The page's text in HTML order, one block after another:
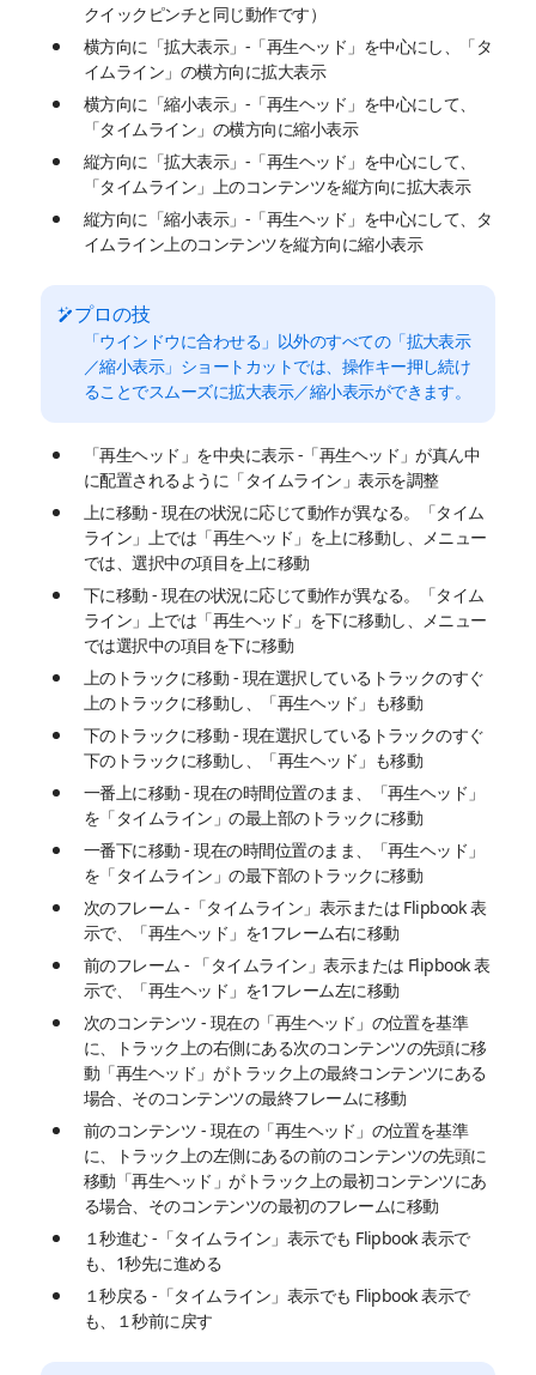
クイックピンチと同じ動作です）
横方向に「拡大表示」-「再生ヘッド」を中心にし、「タ
イムライン」の横方向に拡大表示
横方向に「縮小表示」-「再生ヘッド」を中心にして、
「タイムライン」の横方向に縮小表示
縦方向に「拡大表示」-「再生ヘッド」を中心にして、
「タイムライン」上のコンテンツを縦方向に拡大表示
縦方向に「縮小表示」-「再生ヘッド」を中心にして、タ
イムライン上のコンテンツを縦方向に縮小表示
プロの技
「ウインドウに合わせる」以外のすべての「拡大表示
／縮小表示」ショートカットでは、操作キー押し続け
ることでスムーズに拡大表示／縮小表示ができます。
「再生ヘッド」を中央に表示 -「再生ヘッド」が真ん中
に配置されるように「タイムライン」表示を調整
上に移動 - 現在の状況に応じて動作が異なる。「タイム
ライン」上では「再生ヘッド」を上に移動し、メニュー
では、選択中の項目を上に移動
下に移動 - 現在の状況に応じて動作が異なる。「タイム
ライン」上では「再生ヘッド」を下に移動し、メニュー
では選択中の項目を下に移動
上のトラックに移動 - 現在選択しているトラックのすぐ
上のトラックに移動し、「再生ヘッド」も移動
下のトラックに移動 - 現在選択しているトラックのすぐ
下のトラックに移動し、「再生ヘッド」も移動
一番上に移動 - 現在の時間位置のまま、「再生ヘッド」
を「タイムライン」の最上部のトラックに移動
一番下に移動 - 現在の時間位置のまま、「再生ヘッド」
を「タイムライン」の最下部のトラックに移動
次のフレーム -「タイムライン」表示または Flipbook 表
示で、「再生ヘッド」を1フレーム右に移動
前のフレーム - 「タイムライン」表示または Flipbook 表
示で、「再生ヘッド」を1フレーム左に移動
次のコンテンツ - 現在の「再生ヘッド」の位置を基準
に、トラック上の右側にある次のコンテンツの先頭に移
動「再生ヘッド」がトラック上の最終コンテンツにある
場合、そのコンテンツの最終フレームに移動
前のコンテンツ - 現在の「再生ヘッド」の位置を基準
に、トラック上の左側にあるの前のコンテンツの先頭に
移動「再生ヘッド」がトラック上の最初コンテンツにあ
る場合、そのコンテンツの最初のフレームに移動
１秒進む -「タイムライン」表示でも Flipbook 表示で
も、1秒先に進める
１秒戻る -「タイムライン」表示でも Flipbook 表示で
も、１秒前に戻す